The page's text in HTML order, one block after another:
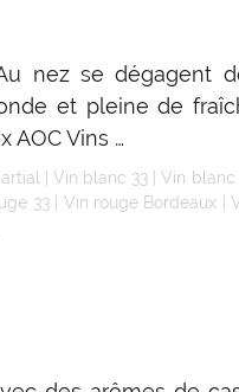
nez se dégagent
et pleine de
AOC Vins …
Vin blanc 33 |Vin blanc
33| Vin rouge Bordeaux |